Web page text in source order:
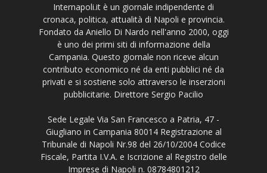
Internapoli.it è un giornale indipendente di
cronaca, politica, attualità di Napoli e provincia.
Fondato da Aniello Di Nardo nell'anno 2000, oggi
è uno dei primi siti di informazione della
Campania. Questo giornale non riceve alcun
contributo economico né da enti pubblici né da
privati e si sostiene solo attraverso le inserzioni
pubblicitarie. Direttore Sergio Pacilio
Sede Legale Via San Francesco a Patria, 47 -
Giugliano in Campania 80014 Registrazione al
Tribunale di Napoli Nr.98 del 26/10/2004 Codice
Fiscale, Partita I.V.A. e Iscrizione al Registro delle
Imprese di Napoli n. 08784801212